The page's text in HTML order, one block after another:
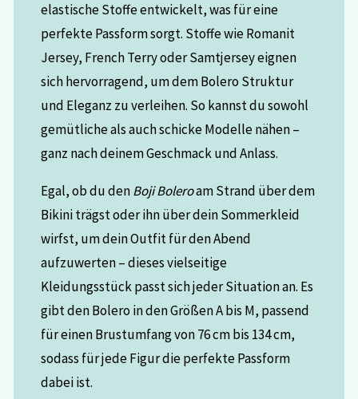
elastische Stoffe entwickelt, was für eine
perfekte Passform sorgt. Stoffe wie Romanit
Jersey, French Terry oder Samtjersey eignen
sich hervorragend, um dem Bolero Struktur
und Eleganz zu verleihen. So kannst du sowohl
gemütliche als auch schicke Modelle nähen –
ganz nach deinem Geschmack und Anlass.
Egal, ob du denBoji Boleroam Strand über dem
Bikini trägst oder ihn über dein Sommerkleid
wirfst, um dein Outfit für den Abend
aufzuwerten – dieses vielseitige
Kleidungsstück passt sich jeder Situation an. Es
gibt den Bolero in den Größen A bis M, passend
für einen Brustumfang von 76 cm bis 134 cm,
sodass für jede Figur die perfekte Passform
dabei ist.